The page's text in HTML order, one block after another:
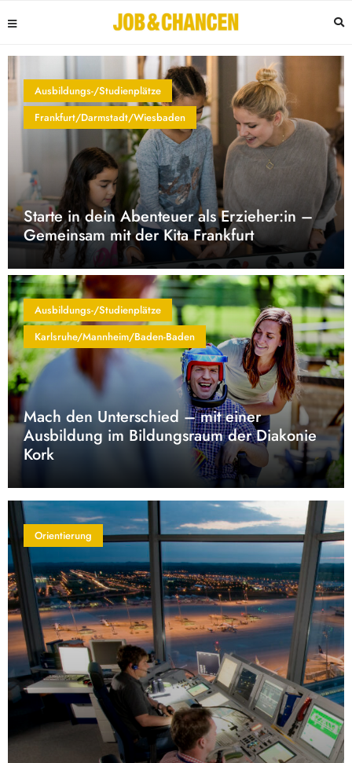
Ausbildungs-/Studienplätze
Frankfurt/Darmstadt/Wiesbaden
Starte in dein Abenteuer als Erzieher:in –
Gemeinsam mit der Kita Frankfurt
Ausbildungs-/Studienplätze
Karlsruhe/Mannheim/Baden-Baden
Mach den Unterschied – mit einer
Ausbildung im Bildungsraum der Diakonie
Kork
Orientierung